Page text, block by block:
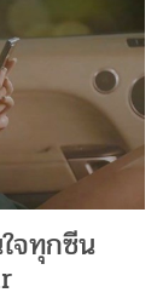
จทุกซีน